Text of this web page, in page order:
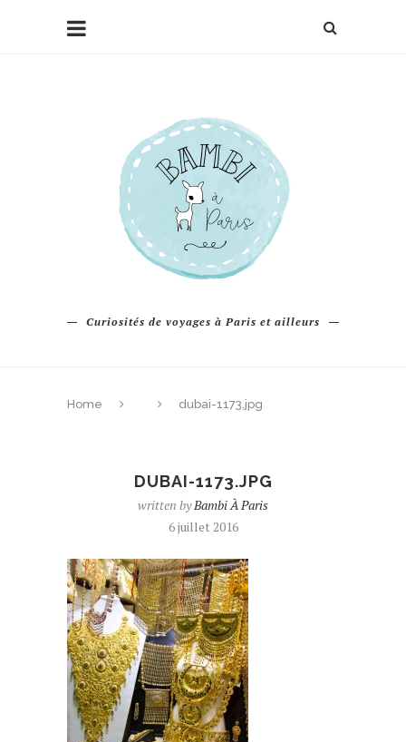
Curiosités de voyages à Paris et ailleurs
Home dubai-1173.jpg
DUBAI-1173.JPG
written byBambi À Paris
6 juillet 2016